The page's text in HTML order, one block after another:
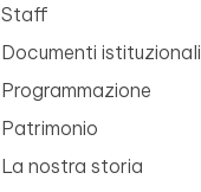
Staff
Documenti istituzionali
Programmazione
Patrimonio
La nostra storia